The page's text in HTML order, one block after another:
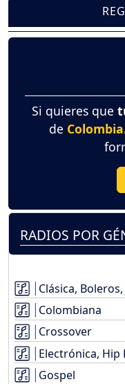
Si quieres que
de
RADIOS POR
Clásica,
Colombiana
Crossover
Electrónica, Hip
Gospel